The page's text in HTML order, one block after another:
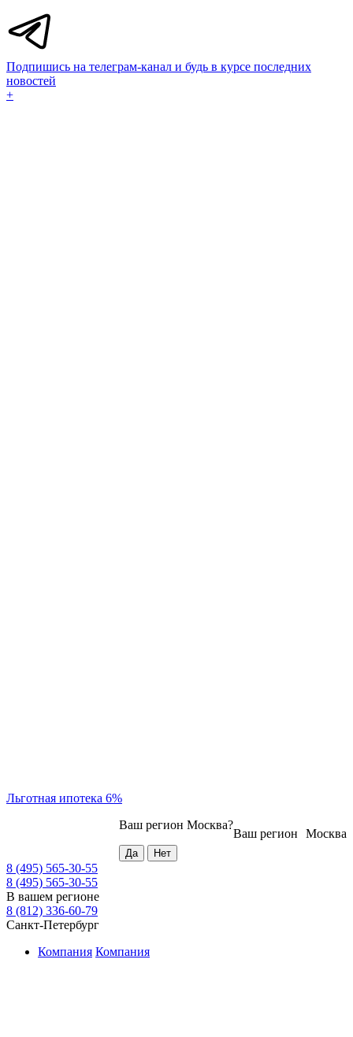
Подпишись на телеграм-канал и будь в курсе последних
новостей
+
Льготная ипотека 6%
Москва
Ваш регион
Ваш регион Москва?
8 (495) 565-30-55
8 (495) 565-30-55
В вашем регионе
8 (812) 336-60-79
Санкт-Петербург
Компания Компания